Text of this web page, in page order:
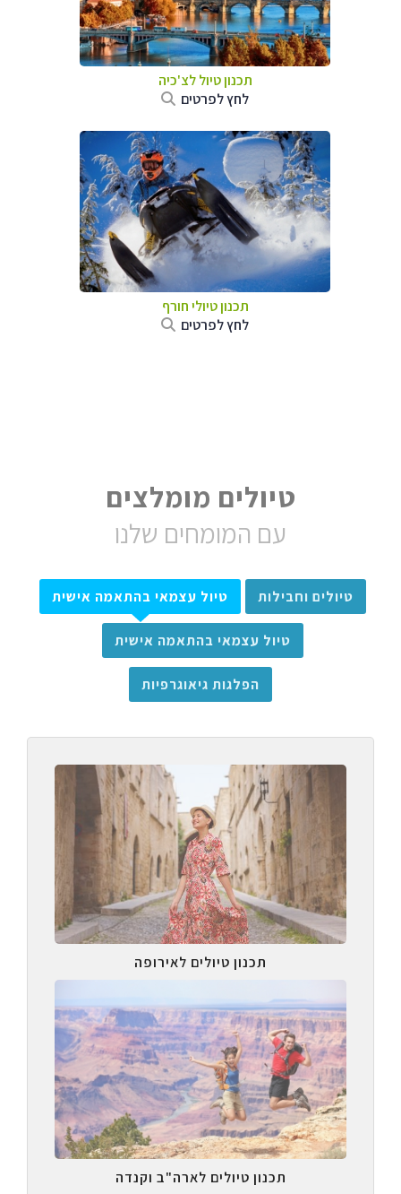
תכנון טיול לצ'כיה
לחץ לפרטים
תכנון טיולי חורף
לחץ לפרטים
טיולים מומלצים
עם המומחים שלנו
טיולים וחבילות טיול עצמאי בהתאמה אישית
טיול עצמאי בהתאמה אישית
הפלגות גיאוגרפיות
תכנון טיולים לאירופה
תכנון טיולים לארה"ב וקנדה